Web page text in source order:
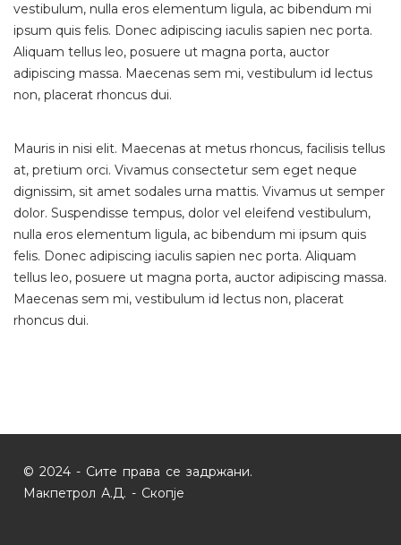
vestibulum, nulla eros elementum ligula, ac bibendum mi
ipsum quis felis. Donec adipiscing iaculis sapien nec porta.
Aliquam tellus leo, posuere ut magna porta, auctor
adipiscing massa. Maecenas sem mi, vestibulum id lectus
non, placerat rhoncus dui.
Mauris in nisi elit. Maecenas at metus rhoncus, facilisis tellus
at, pretium orci. Vivamus consectetur sem eget neque
dignissim, sit amet sodales urna mattis. Vivamus ut semper
dolor. Suspendisse tempus, dolor vel eleifend vestibulum,
nulla eros elementum ligula, ac bibendum mi ipsum quis
felis. Donec adipiscing iaculis sapien nec porta. Aliquam
tellus leo, posuere ut magna porta, auctor adipiscing massa.
Maecenas sem mi, vestibulum id lectus non, placerat
rhoncus dui.
© 2024 - Сите права се задржани.
Макпетрол А.Д. - Скопје